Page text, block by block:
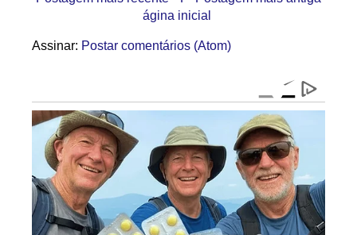
ágina inicial
Assinar: Postar comentários (Atom)